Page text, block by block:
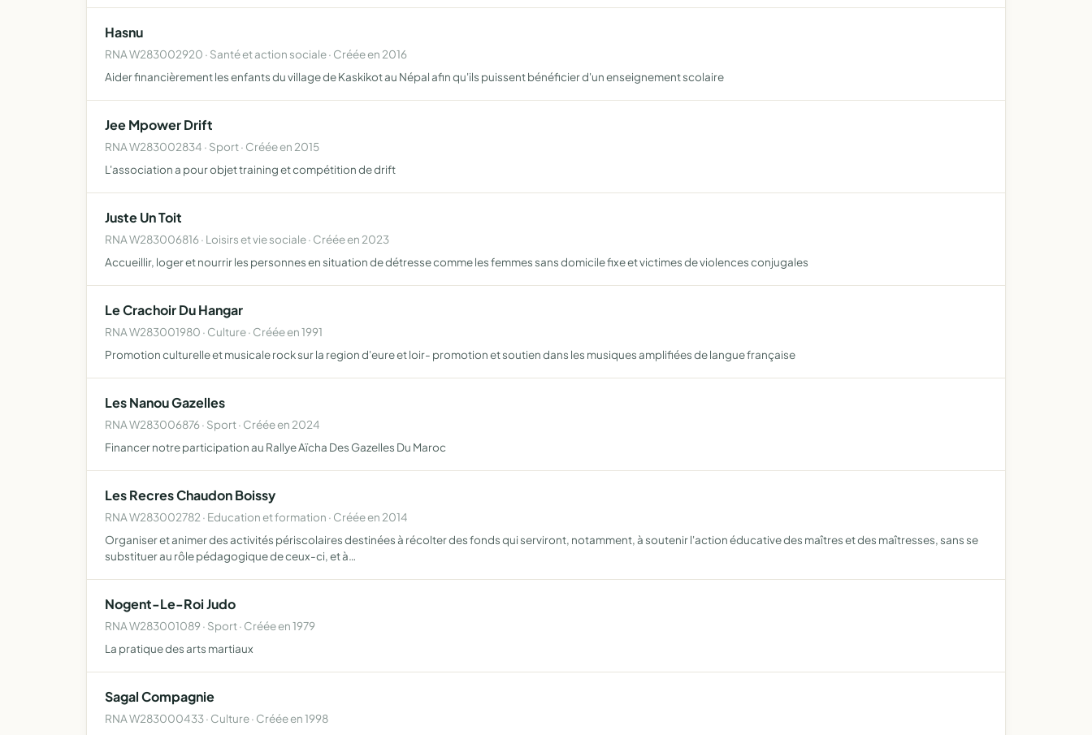
Hasnu
RNA W283002920 · Santé et action sociale · Créée en 2016
Aider financièrement les enfants du village de Kaskikot au Népal afin qu'ils puissent bénéficier d'un enseignement scolaire
Jee Mpower Drift
RNA W283002834 · Sport · Créée en 2015
L'association a pour objet training et compétition de drift
Juste Un Toit
RNA W283006816 · Loisirs et vie sociale · Créée en 2023
Accueillir, loger et nourrir les personnes en situation de détresse comme les femmes sans domicile fixe et victimes de violences conjugales
Le Crachoir Du Hangar
RNA W283001980 · Culture · Créée en 1991
Promotion culturelle et musicale rock sur la region d'eure et loir- promotion et soutien dans les musiques amplifiées de langue française
Les Nanou Gazelles
RNA W283006876 · Sport · Créée en 2024
Financer notre participation au Rallye Aïcha Des Gazelles Du Maroc
Les Recres Chaudon Boissy
RNA W283002782 · Education et formation · Créée en 2014
Organiser et animer des activités périscolaires destinées à récolter des fonds qui serviront, notamment, à soutenir l'action éducative des maîtres et des maîtresses, sans se
substituer au rôle pédagogique de ceux-ci, et à…
Nogent-Le-Roi Judo
RNA W283001089 · Sport · Créée en 1979
La pratique des arts martiaux
Sagal Compagnie
RNA W283000433 · Culture · Créée en 1998